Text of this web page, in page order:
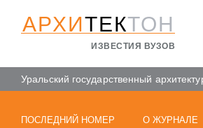
АРХИТЕКТОН
ИЗВЕСТИЯ ВУЗОВ
Уральский государственный
ПОСЛЕДНИЙ НОМЕР О ЖУРНАЛЕ